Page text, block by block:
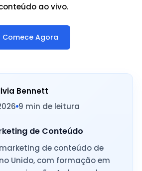
ao vivo.
Comece Agora
Bennett
9 min de leitura
de Conteúdo
de conteúdo de
Unido, com formação em